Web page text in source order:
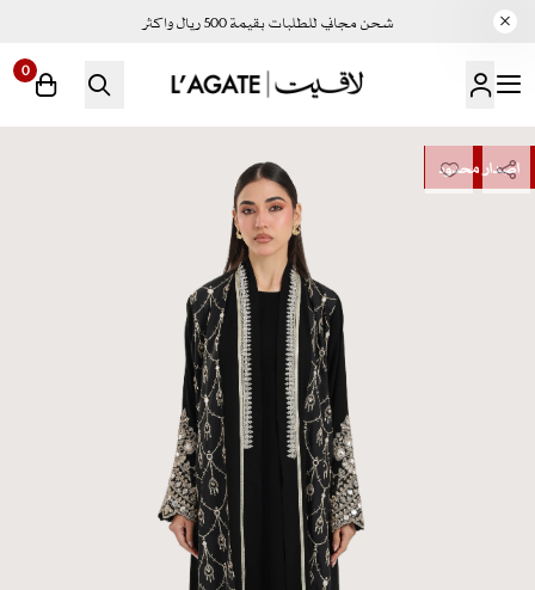
شحن مجاني للطلبات بقيمة 500 ريال واكثر
لاقيت | LAGATE
0
إصدار محدود